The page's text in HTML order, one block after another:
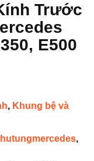
Trước
E500
, Khung bệ và
,